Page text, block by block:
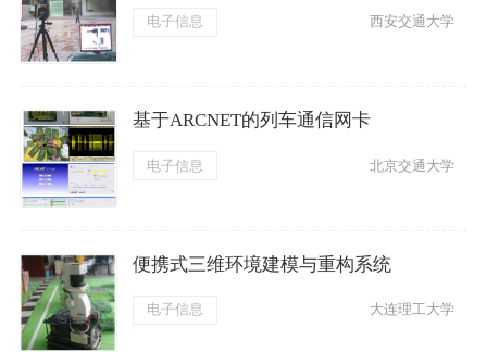
电子信息 西安交通大学
基于ARCNET的列车通信网卡
电子信息 北京交通大学
便携式三维环境建模与重构系统
电子信息 大连理工大学